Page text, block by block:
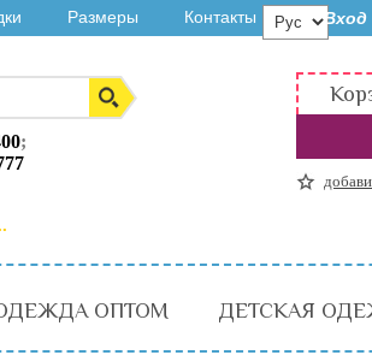
Размеры Контакты Вход
;
ОПТОМ ДЕТСКАЯ